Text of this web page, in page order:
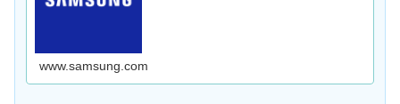
www.samsung.com